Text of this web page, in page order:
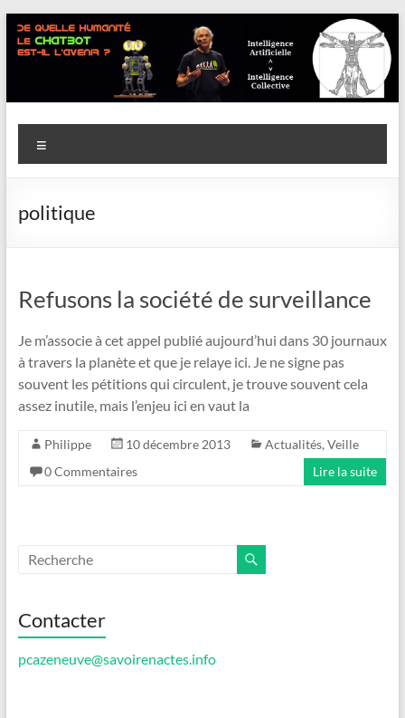
Aller
au
contenu
Savoir
en
actes
–
Cazeneuve
politique
Refusons la société de surveillance
Je m’associe à cet appel publié aujourd’hui dans 30 journaux
à travers la planète et que je relaye ici. Je ne signe pas
souvent les pétitions qui circulent, je trouve souvent cela
assez inutile, mais l’enjeu ici en vaut la
Philippe 10 décembre 2013 Actualités, Veille
0 Commentaires
Lire la suite
Contacter
pcazeneuve@savoirenactes.info